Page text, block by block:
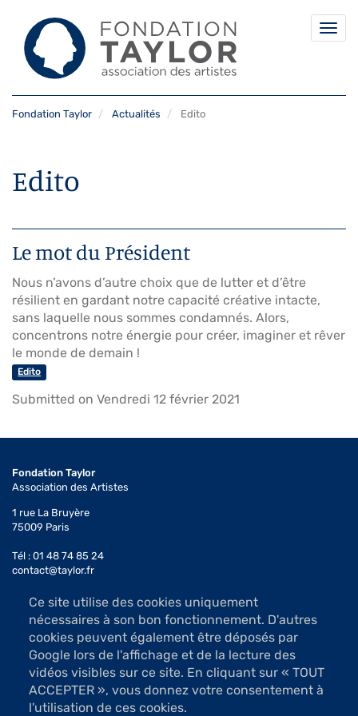
au
Fondation Taylor Actualités Edito
Edito
Le mot du Président
Nous n’avons d’autre choix que de lutter et d’être
résilient en gardant notre capacité créative intacte,
sans laquelle nous sommes condamnés. Alors,
concentrons notre énergie pour créer, imaginer et rêver
le monde de demain !
Edito
Submitted on Vendredi 12 février 2021
Ce site utilise des cookies uniquement
nécessaires à son bon fonctionnement. D'autres
cookies peuvent également être déposés par
Google lors de l'affichage et de la lecture des
vidéos visibles sur ce site. En cliquant sur « TOUT
ACCEPTER », vous donnez votre consentement à
l'utilisation de ces cookies.
Fondation Taylor
Association des Artistes
1 rue La Bruyère
75009 Paris
Tél : 01 48 74 85 24
contact@taylor.fr
Accès : Métro Saint-Georges (ligne 12)
Bus 74, arrêt Saint-Georges
Les salles d'exposition sont ouvertes du mardi au samedi
de 13h à 19h (sauf jours fériés)
Accès libre